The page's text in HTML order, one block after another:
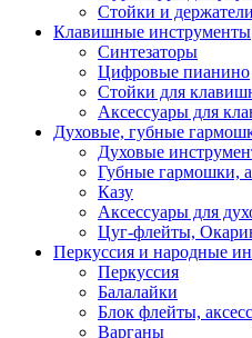
Стойки и
Клавишные инструменты
Синтезаторы
Цифровые пианино
Стойки для
Аксессуары для
Духовые, губные
Духовые
Губные гармошки,
Казу
Аксессуары для
Цуг-флейты,
Перкуссия и народные
Перкуссия
Балалайки
Блок флейты,
Варганы